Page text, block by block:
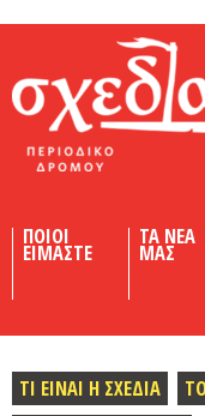
ΠΟΙΟΙ
ΕΙΜΑΣΤΕ
ΤΑ ΝΕΑ
ΜΑΣ
ΤΙ ΕΙΝΑΙ Η ΣΧΕΔΙΑ